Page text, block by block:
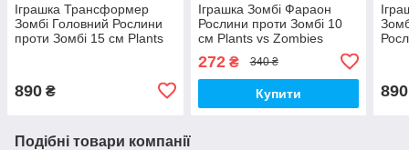
Іграшка Трансформер
Зомбі Головний Рослини
проти Зомбі 15 см Plants
890 ₴
Іграшка Зомбі Фараон
Рослини проти Зомбі 10
см Plants vs Zombies
272₴ 340 ₴
Купити 890
Подібні товари компанії